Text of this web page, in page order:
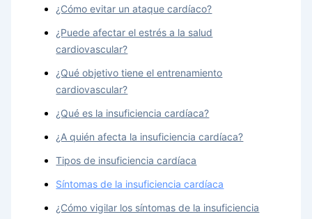
¿Cómo evitar un ataque cardíaco?
¿Puede afectar el estrés a la salud
cardiovascular?
¿Qué objetivo tiene el entrenamiento
cardiovascular?
¿Qué es la insuficiencia cardíaca?
¿A quién afecta la insuficiencia cardíaca?
Tipos de insuficiencia cardíaca
Síntomas de la insuficiencia cardíaca
¿Cómo vigilar los síntomas de la insuficiencia